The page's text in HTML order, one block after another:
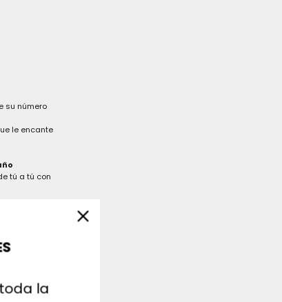
su número
le encante
tú a tú con
la